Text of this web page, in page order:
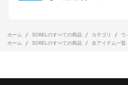
ホーム SORELのすべての商品 カテゴリ ウ
ホーム
SORELのすべての商品 全アイテム一覧